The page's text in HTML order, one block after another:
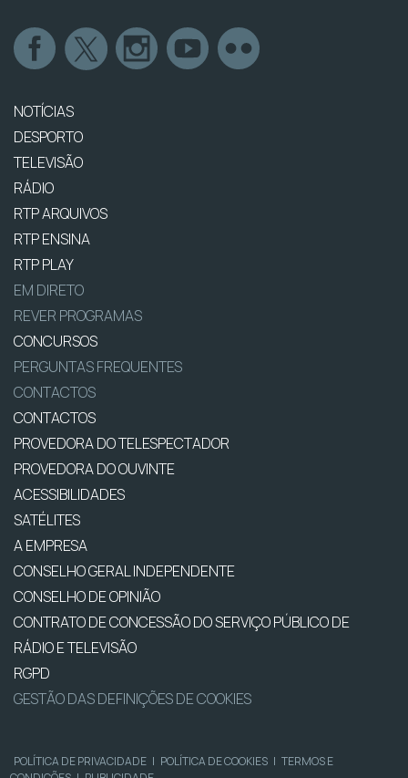
NOTÍCIAS
DESPORTO
TELEVISÃO
RÁDIO
RTP ARQUIVOS
RTP ENSINA
RTP PLAY
EM DIRETO
REVER PROGRAMAS
CONCURSOS
PERGUNTAS FREQUENTES
CONTACTOS
CONTACTOS
PROVEDORA DO TELESPECTADOR
PROVEDORA DO OUVINTE
ACESSIBILIDADES
SATÉLITES
A EMPRESA
CONSELHO GERAL INDEPENDENTE
CONSELHO DE OPINIÃO
CONTRATO DE CONCESSÃO DO SERVIÇO PÚBLICO DE
RÁDIO E TELEVISÃO
RGPD
GESTÃO DAS DEFINIÇÕES DE COOKIES
POLÍTICA DE PRIVACIDADE | POLÍTICA DE COOKIES | TERMOS E